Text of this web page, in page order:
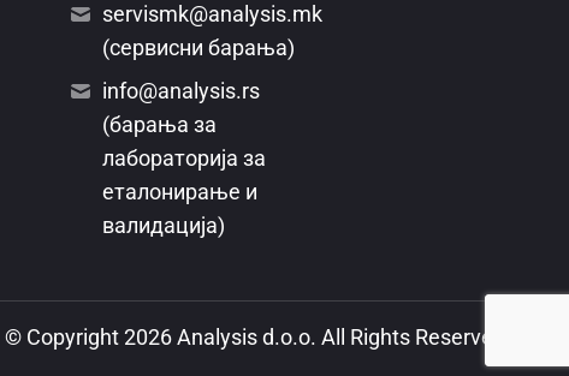
servismk@analysis.mk
(сервисни барања)
info@analysis.rs
(барања за
лабораторија за
еталонирање и
валидација)
© Copyright 2026 Analysis d.o.o. All Rights Reserved.